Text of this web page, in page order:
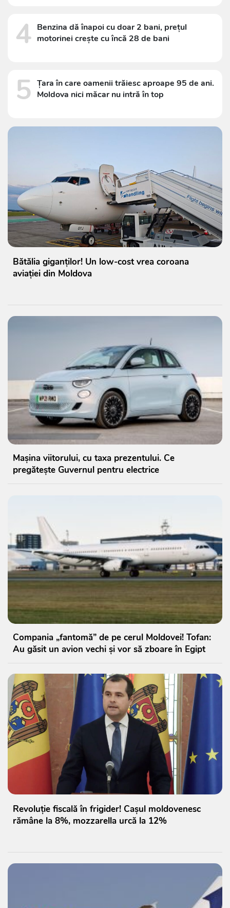
4 Benzina dă înapoi cu doar 2 bani, prețul
motorinei crește cu încă 28 de bani
5 Țara în care oamenii trăiesc aproape 95 de ani.
Moldova nici măcar nu intră în top
Bătălia giganților! Un low-cost vrea coroana
aviației din Moldova
Mașina viitorului, cu taxa prezentului. Ce
pregătește Guvernul pentru electrice
Compania „fantomă” de pe cerul Moldovei! Tofan:
Au găsit un avion vechi și vor să zboare în Egipt
Revoluție fiscală în frigider! Cașul moldovenesc
rămâne la 8%, mozzarella urcă la 12%